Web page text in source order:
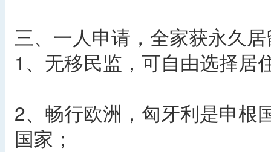
三、一人申请，全家获永久
1、无移民监，可自由选择居
2、畅行欧洲，匈牙利是申根
国家；